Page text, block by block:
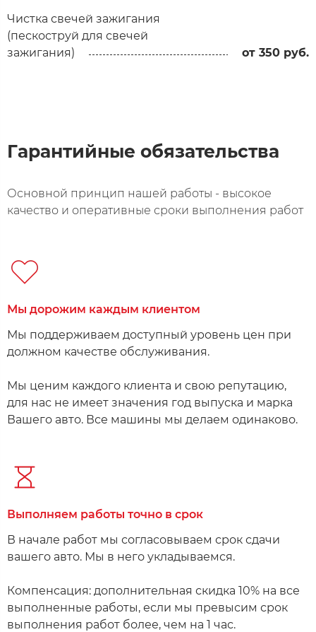
Чистка свечей зажигания
(пескоструй для свечей
зажигания)
от 350 руб.
Гарантийные обязательства
Основной принцип нашей работы - высокое
качество и оперативные сроки выполнения работ
Мы дорожим каждым клиентом​ ​
Мы поддерживаем доступный уровень цен при
должном качестве обслуживания.
Мы ценим каждого клиента и свою репутацию,
для нас не имеет значения год выпуска и марка
Вашего авто. Все машины мы делаем одинаково.​​
Выполняем работы точно в срок​ ​
В начале работ мы согласовываем срок сдачи
вашего авто. Мы в него укладываемся.
Компенсация: дополнительная скидка 10% на все
выполненные работы, если мы превысим срок
выполнения работ более, чем на 1 час.​